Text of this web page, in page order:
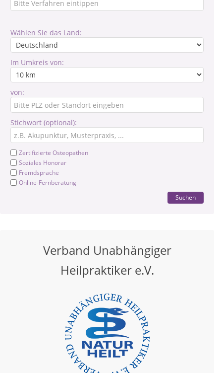
Wählen Sie das Land:
Im Umkreis von:
von:
Stichwort (optional):
Zertifizierte Osteopathen
Soziales Honorar
Fremdsprache
Online-Fernberatung
Suchen
Verband Unabhängiger
Heilpraktiker e.V.